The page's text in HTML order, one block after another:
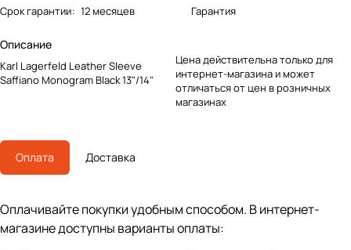
Срок гарантии: 12 месяцев
Описание
Karl Lagerfeld Leather Sleeve
Saffiano Monogram Black 13"/14"
Гарантия
Цена действительна только для
интернет-магазина и может
отличаться от цен в розничных
магазинах
Оплата Доставка
Оплачивайте покупки удобным способом. В интернет-
магазине доступны варианты оплаты: